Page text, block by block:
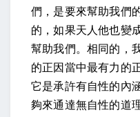
們，是要來幫助我們
的，如果天人他也變
幫助我們。相同的，
的正因當中最有力的
它是承許有自性的內
夠來通達無自性的道